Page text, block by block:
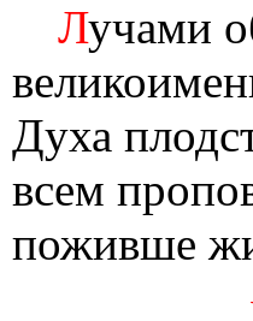
Лучами
Духа
всем
поживше